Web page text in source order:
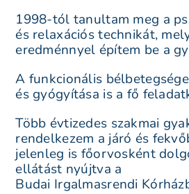
1998-tól tanultam meg a
és relaxációs technikát,
eredménnyel építem be a
A funkcionális
és gyógyítása is a fő
Több évtizedes szakmai
rendelkezem a járó és
jelenleg is főorvosként
ellátást nyújtva a
Budai Irgalmasrendi